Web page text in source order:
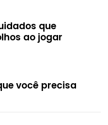
que
ao jogar
você precisa